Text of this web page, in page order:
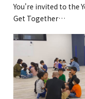
You're invited to the
Get Together…